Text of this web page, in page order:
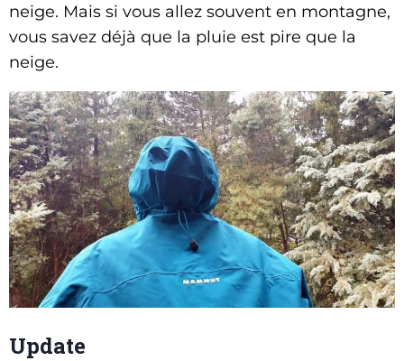
neige. Mais si vous allez souvent en montagne,
vous savez déjà que la pluie est pire que la
neige.
Update